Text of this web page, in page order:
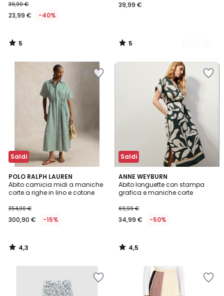
39,99 €
23,99 € -40%
5
/
39,99 €
5
/
Saldi
POLO RALPH LAUREN
Abito camicia midi a maniche
corte a righe in lino e cotone
354,00 €
300,90 € -15%
4,3
/ 5
4,3
/
Saldi
ANNE WEYBURN
Abito longuette con stampa
grafica e maniche corte
69,99 €
34,99 € -50%
4,5
/ 5
4,5
/